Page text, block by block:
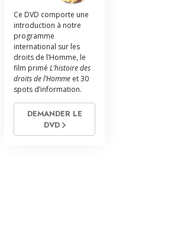
tons émotionnels
drogues
pour le monde du travail
les conditions
l’oppression
Ce DVD comporte une
introduction à notre
programme
international sur les
droits de l’Homme, le
film primé L’histoire des
droits de l’Homme et 30
spots d’information.
DEMANDER LE
DVD